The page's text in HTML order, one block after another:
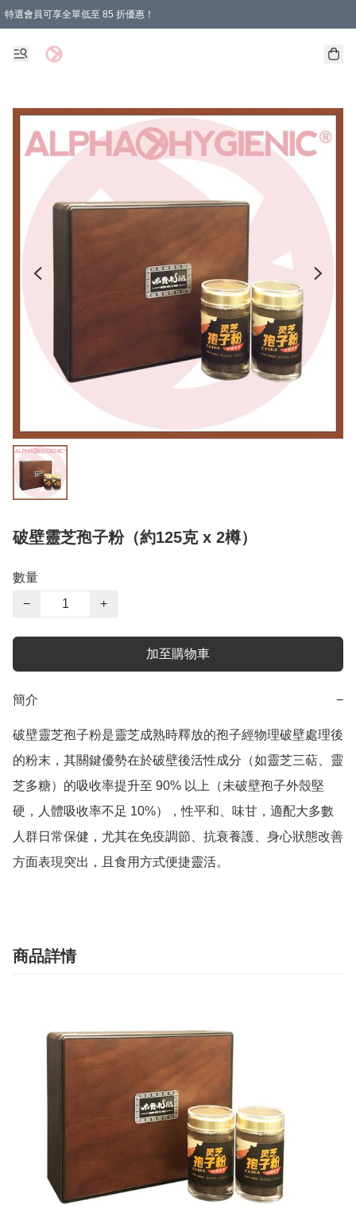
特選會員可享全單低至 85 折優惠！
購物滿 HKD 1000.00即享免運費優惠！（適用於 特定的送貨方式 )
破壁靈芝孢子粉（約125克 x 2樽）
數量
−
+
加至購物車
簡介 −
破壁靈芝孢子粉是靈芝成熟時釋放的孢子經物理破壁處理後
的粉末，其關鍵優勢在於破壁後活性成分（如靈芝三萜、靈
芝多糖）的吸收率提升至 90% 以上（未破壁孢子外殼堅
硬，人體吸收率不足 10%），性平和、味甘，適配大多數
人群日常保健，尤其在免疫調節、抗衰養護、身心狀態改善
商品詳情